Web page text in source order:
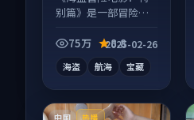
别篇》是一部冒险向
齐全，观感爽快不拖
75万 8.8
2025-02-26
海盗 航海 宝藏
中国 热播